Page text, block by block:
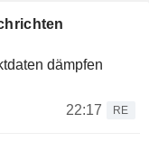
dämpfen
22:17
RE